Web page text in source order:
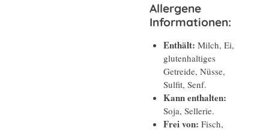
Allergene
Informationen:
Enthält: Milch, Ei,
glutenhaltiges
Getreide, Nüsse,
Sulfit, Senf.
Kann enthalten:
Soja, Sellerie.
Frei von: Fisch,